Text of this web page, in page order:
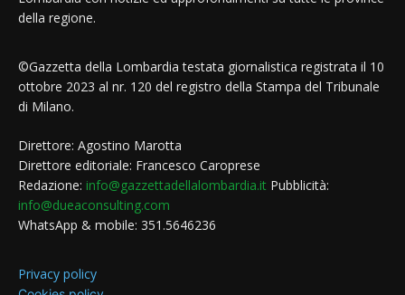
della regione.
©Gazzetta della Lombardia testata giornalistica registrata il 10
ottobre 2023 al nr. 120 del registro della Stampa del Tribunale
di Milano.
Direttore: Agostino Marotta
Direttore editoriale: Francesco Caroprese
Redazione: info@gazzettadellalombardia.it Pubblicità:
info@dueaconsulting.com
WhatsApp & mobile: 351.5646236
Privacy policy